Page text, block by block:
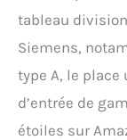
tableau
Siemens,
type A, le
d’entrée de
étoiles sur